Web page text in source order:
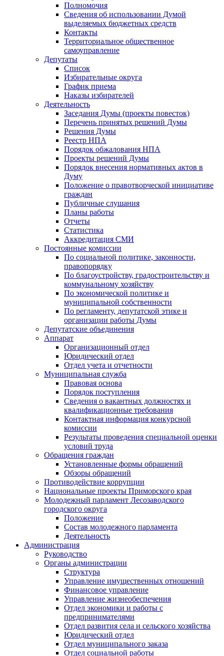
Полномочия
Сведения об использовании Думой
выделяемых бюджетных средств
Контакты
Территориальное общественное
самоуправление
Депутаты
Список
Избирательные округа
График приема
Наказы избирателей
Деятельность
Заседания Думы (проекты повесток)
Перечень принятых решений Думы
Решения Думы
Реестр НПА
Порядок обжалования НПА
Проекты решений Думы
Порядок внесения нормативных актов в
Думу
Положение о правотворческой инициативе
граждан
Публичные слушания
Планы работы
Отчеты
Статистика
Аккредитация СМИ
Постоянные комиссии
По социальной политике, законности,
правопорядку
По благоустройству, градостроительству и
коммунальному хозяйству
По экономической политике и
муниципальной собственности
По регламенту, депутатской этике и
организации работы Думы
Депутатские объединения
Аппарат
Организационный отдел
Юридический отдел
Отдел учета и отчетности
Муниципальная служба
Правовая основа
Порядок поступления
Сведения о вакантных должностях и
квалификационные требования
Контактная информация конкурсной
комиссии
Результаты проведения специальной оценки
условий труда
Обращения граждан
Установленные формы обращений
Обзоры обращений
Противодействие коррупции
Национальные проекты Приморского края
Молодежный парламент Лесозаводского
городского округа
Положение
Состав молодежного парламента
Деятельность
Администрация
Руководство
Органы администрации
Структура
Управление имущественных отношений
Финансовое управление
Управление жизнеобеспечения
Отдел экономики и работы с
предпринимателями
Отдел развития села и сельского хозяйства
Юридический отдел
Отдел муниципального заказа
Отдел социальной работы